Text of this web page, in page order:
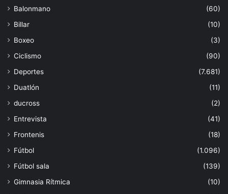
Balonmano
(60)
Billar
(10)
Boxeo
(3)
Ciclismo
(90)
Deportes
(7.681)
Duatlón
(11)
ducross
(2)
Entrevista
(41)
Frontenis
(18)
Fútbol
(1.096)
Fútbol sala
(139)
Gimnasia Rítmica
(10)